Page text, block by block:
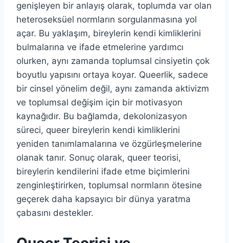
genişleyen bir anlayış olarak, toplumda var olan
heteroseksüel normların sorgulanmasına yol
açar. Bu yaklaşım, bireylerin kendi kimliklerini
bulmalarına ve ifade etmelerine yardımcı
olurken, aynı zamanda toplumsal cinsiyetin çok
boyutlu yapısını ortaya koyar. Queerlik, sadece
bir cinsel yönelim değil, aynı zamanda aktivizm
ve toplumsal değişim için bir motivasyon
kaynağıdır. Bu bağlamda, dekolonizasyon
süreci, queer bireylerin kendi kimliklerini
yeniden tanımlamalarına ve özgürleşmelerine
olanak tanır. Sonuç olarak, queer teorisi,
bireylerin kendilerini ifade etme biçimlerini
zenginleştirirken, toplumsal normların ötesine
geçerek daha kapsayıcı bir dünya yaratma
çabasını destekler.